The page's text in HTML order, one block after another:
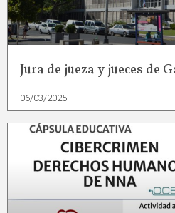
Jura de jueza y jueces de
06/03/2025